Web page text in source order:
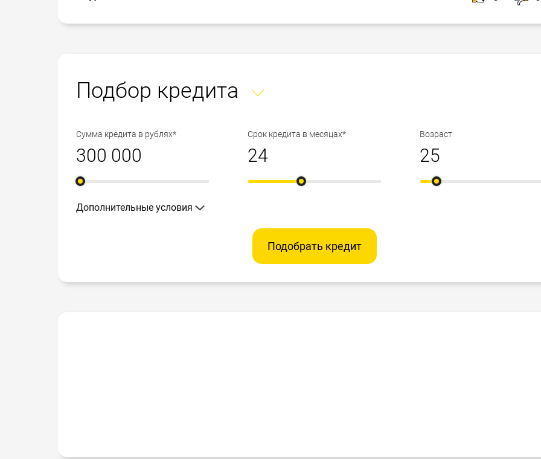
Подбор кредита
Сумма кредита в рублях* Срок кредита в месяцах* Возраст
Дополнительные условия
Подобрать кредит